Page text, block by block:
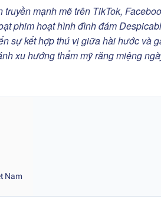
mạnh mẽ trên TikTok,
phim hoạt hình đình đám
sự kết hợp thú vị giữa hài hước và
xu hướng thẩm mỹ răng miệng
Nam